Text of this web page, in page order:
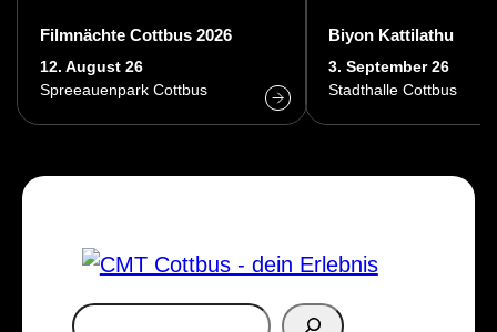
Filmnächte Cottbus 2026
12. August 26
Spreeauenpark Cottbus
Biyon Kattilathu
3. September 26
Stadthalle Cottbus
S